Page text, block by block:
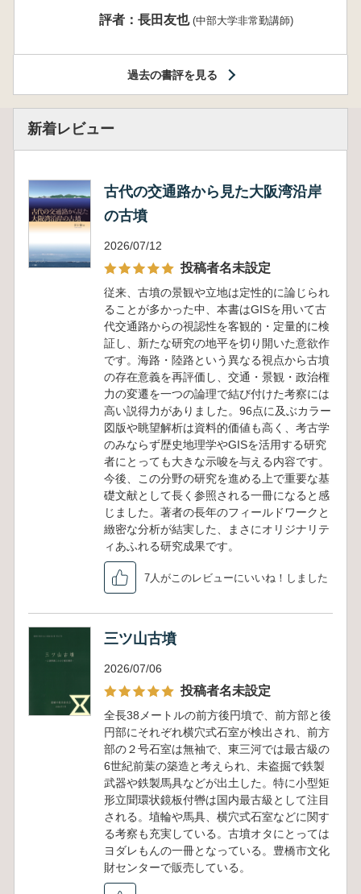
評者：長田友也 (中部大学非常勤講師)
過去の書評を見る
新着レビュー
古代の交通路から見た大阪湾沿岸
の古墳
2026/07/12
投稿者名未設定
従来、古墳の景観や立地は定性的に論じられ
ることが多かった中、本書はGISを用いて古
代交通路からの視認性を客観的・定量的に検
証し、新たな研究の地平を切り開いた意欲作
です。海路・陸路という異なる視点から古墳
の存在意義を再評価し、交通・景観・政治権
力の変遷を一つの論理で結び付けた考察には
高い説得力がありました。96点に及ぶカラー
図版や眺望解析は資料的価値も高く、考古学
のみならず歴史地理学やGISを活用する研究
者にとっても大きな示唆を与える内容です。
今後、この分野の研究を進める上で重要な基
礎文献として長く参照される一冊になると感
じました。著者の長年のフィールドワークと
緻密な分析が結実した、まさにオリジナリテ
ィあふれる研究成果です。
7人がこのレビューにいいね！しました
三ツ山古墳
2026/07/06
投稿者名未設定
全長38メートルの前方後円墳で、前方部と後
円部にそれぞれ横穴式石室が検出され、前方
部の２号石室は無袖で、東三河では最古級の
6世紀前葉の築造と考えられ、未盗掘で鉄製
武器や鉄製馬具などが出土した。特に小型矩
形立聞環状鏡板付轡は国内最古級として注目
される。埴輪や馬具、横穴式石室などに関す
る考察も充実している。古墳オタにとっては
ヨダレもんの一冊となっている。豊橋市文化
財センターで販売している。